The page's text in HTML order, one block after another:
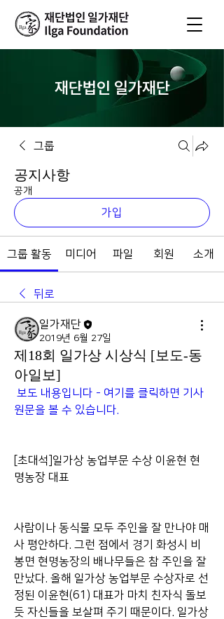
재단법인 일가재단
그룹
공지사항
공개
가입
그룹 활동 미디어 파일 회원 소개
뒤로
일가재단
2019년 6월 27일
제18회 일가상 시상식 [보도-동
아일보]
보도 내용입니다 - 여기를 클릭하면 기사
원문을 볼 수 있습니다.
[초대석]일가상 농업부문 수상 이윤현 현
명농장 대표
사람이나 동식물 모두 주인을 잘 만나야 매
사 평안하다. 그런 점에서 경기 화성시 비
봉면 현명농장의 배나무들은 참 주인을 잘
만났다. 올해 일가상 농업부문 수상자로 선
정된 이윤현(61) 대표가 마치 친자식 돌보
듯 자신들을 보살펴 주기 때문이다. 일가상